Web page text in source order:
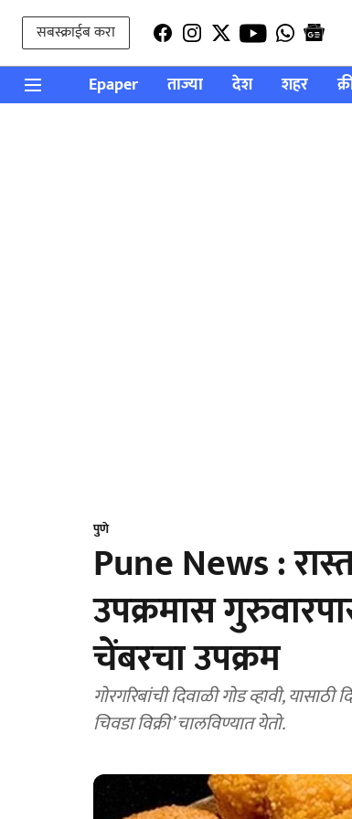
सबस्क्राईब करा
Epaper ताज्या देश शहर
पुणे
Pune News :
उपक्रमास
चेंबरचा उपक्रम
गोरगरिबांची दिवाळी गोड व्हावी,
चिवडा विक्री’ चालविण्यात येतो.